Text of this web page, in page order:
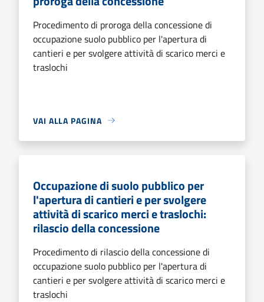
Procedimento di proroga della concessione di
occupazione suolo pubblico per l'apertura di
cantieri e per svolgere attività di scarico merci e
traslochi
VAI ALLA PAGINA
Occupazione di suolo pubblico per
l'apertura di cantieri e per svolgere
attività di scarico merci e traslochi:
rilascio della concessione
Procedimento di rilascio della concessione di
occupazione suolo pubblico per l'apertura di
cantieri e per svolgere attività di scarico merci e
traslochi